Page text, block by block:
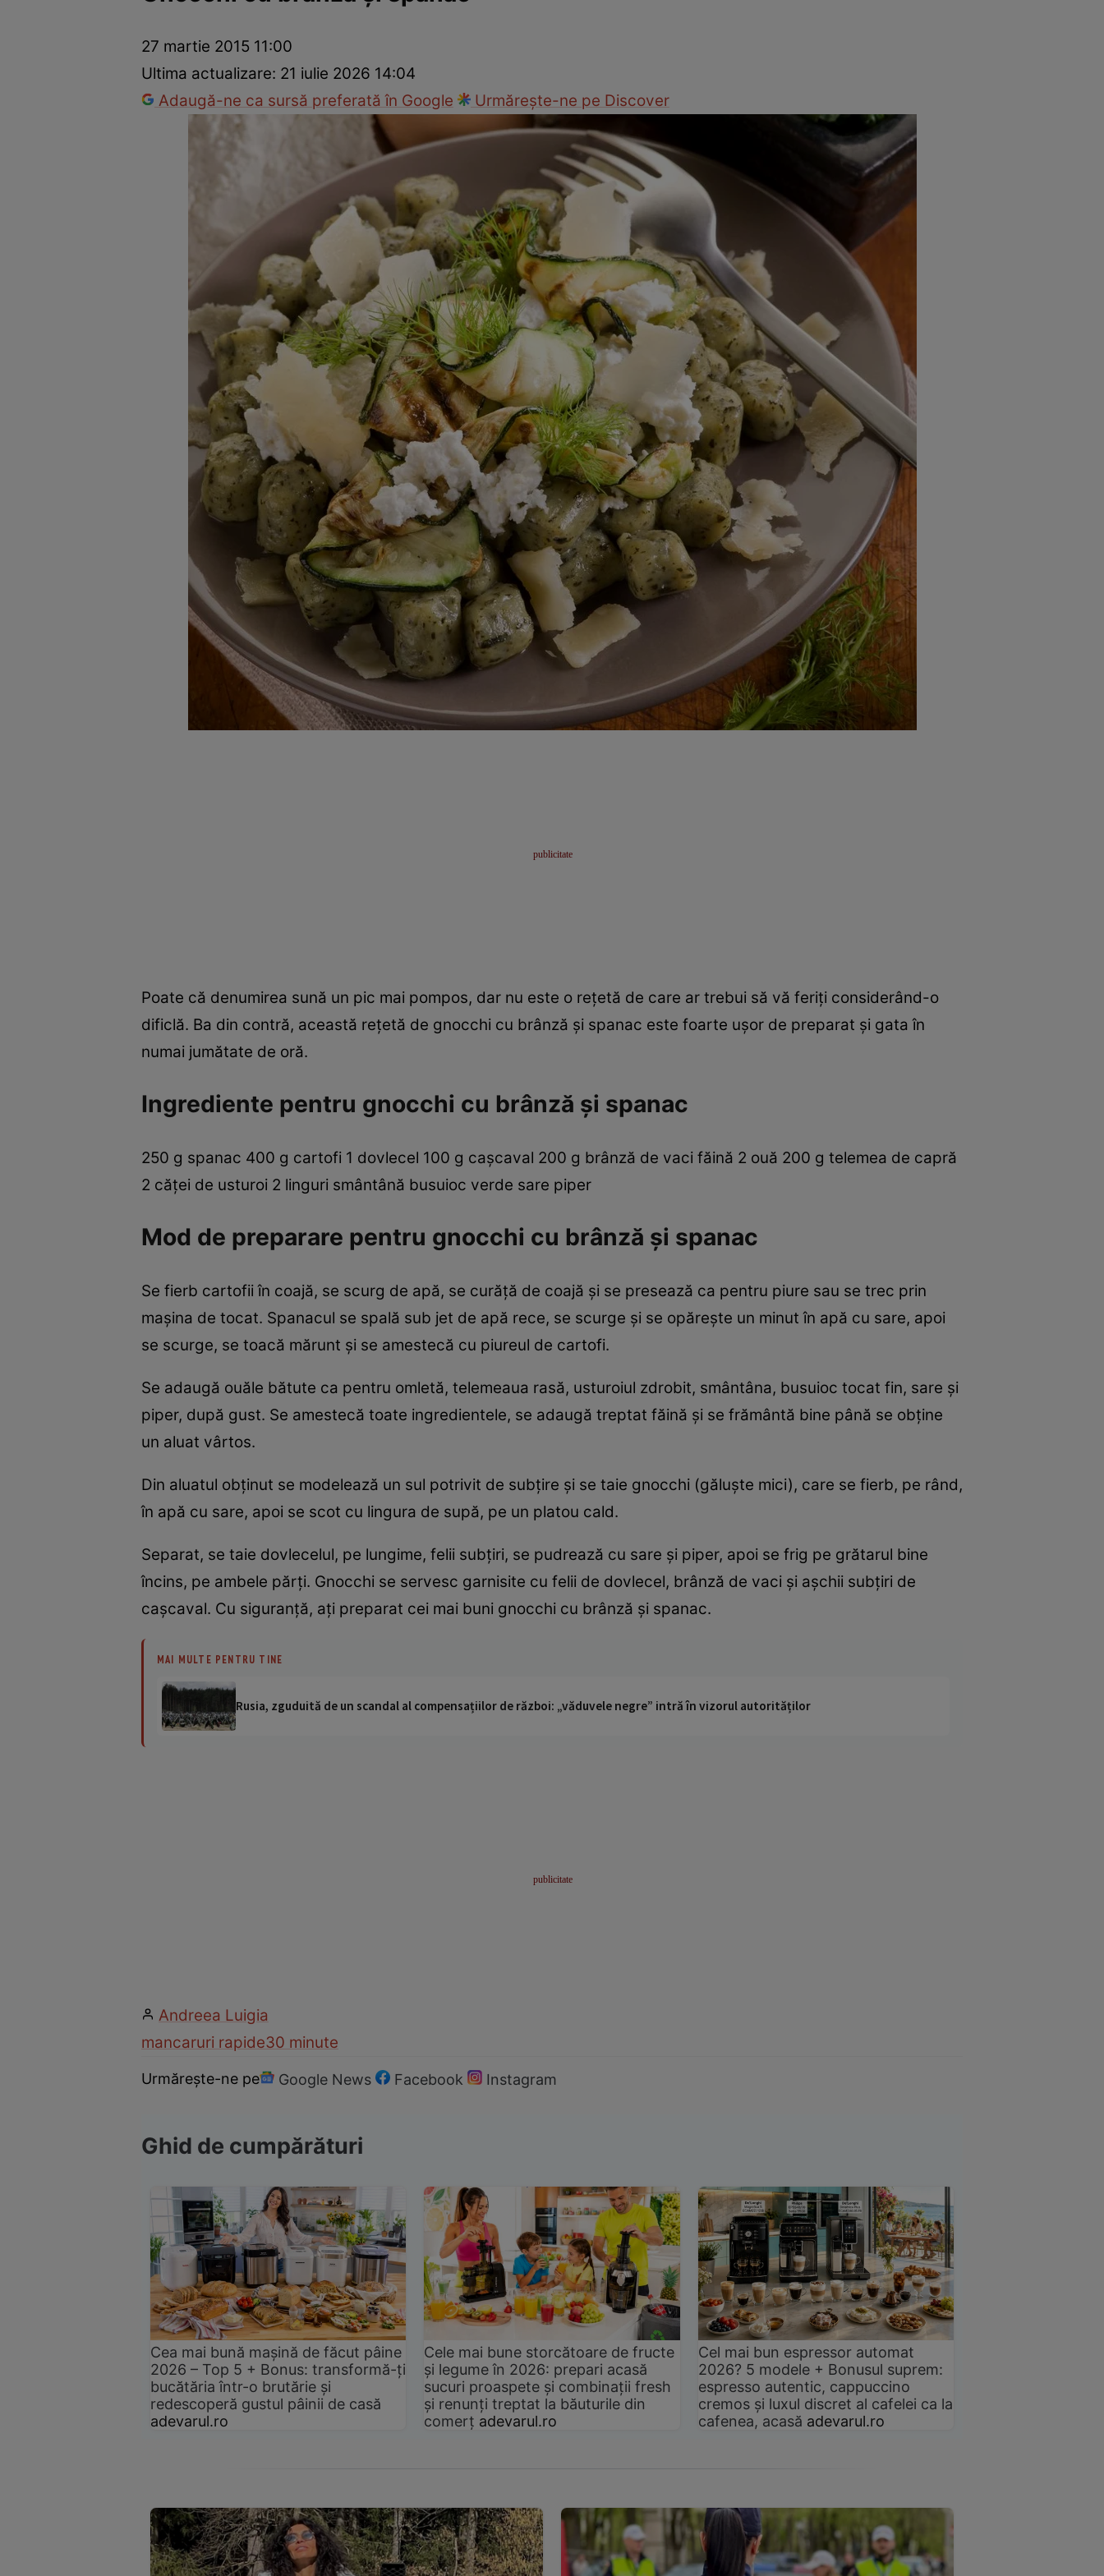
Mâncăruri rapideRețete cu legume
27 martie 2015 11:00
Ultima actualizare: 21 iulie 2026 14:04
Adaugă-ne ca sursă preferată în Google
Urmărește-ne pe Discover
Poate că denumirea sună un pic mai pompos, dar nu este o reţetă de care ar trebui să vă feriţi considerând-o
dificlă. Ba din contră, această reţetă de gnocchi cu brânză şi spanac este foarte uşor de preparat şi gata în
numai jumătate de oră.
Ingrediente pentru gnocchi cu brânză şi spanac
250 g spanac 400 g cartofi 1 dovlecel 100 g caşcaval 200 g brânză de vaci făină 2 ouă 200 g telemea de capră
2 căţei de usturoi 2 linguri smântână busuioc verde sare piper
Mod de preparare pentru gnocchi cu brânză şi spanac
Se fierb cartofii în coajă, se scurg de apă, se curăţă de coajă şi se presează ca pentru piure sau se trec prin
maşina de tocat. Spanacul se spală sub jet de apă rece, se scurge şi se opăreşte un minut în apă cu sare, apoi
se scurge, se toacă mărunt şi se amestecă cu piureul de cartofi.
Se adaugă ouăle bătute ca pentru omletă, telemeaua rasă, usturoiul zdrobit, smântâna, busuioc tocat fin, sare şi
piper, după gust. Se amestecă toate ingre­dientele, se adaugă treptat făină şi se frământă bine până se obţine
un aluat vârtos.
Din aluatul obţinut se modelează un sul potrivit de subţire şi se taie gnocchi (găluşte mici), care se fierb, pe rând,
în apă cu sare, apoi se scot cu lingura de supă, pe un platou cald.
Separat, se taie dovlecelul, pe lungime, felii subţiri, se pudrează cu sare şi piper, apoi se frig pe grătarul bine
încins, pe ambele părţi. Gnocchi se servesc garnisite cu felii de dovlecel, brânză de vaci şi aşchii subţiri de
caşcaval. Cu siguranţă, aţi preparat cei mai buni gnocchi cu brânză şi spanac.
MAI MULTE PENTRU TINE
Rusia, zguduită de un scandal al compensațiilor de război: „văduvele negre” intră în vizorul autorităților
Andreea Luigia
mancaruri rapide30 minute
Urmărește-ne pe Google News Facebook Instagram
Ghid de cumpărături
Cea mai bună mașină de făcut pâine
2026 – Top 5 + Bonus: transformă-ți
bucătăria într-o brutărie și
redescoperă gustul pâinii de casă
adevarul.ro
Cele mai bune storcătoare de fructe
și legume în 2026: prepari acasă
sucuri proaspete și combinații fresh
și renunți treptat la băuturile din
comerț adevarul.ro
Cel mai bun espressor automat
2026? 5 modele + Bonusul suprem:
espresso autentic, cappuccino
cremos și luxul discret al cafelei ca la
cafenea, acasă adevarul.ro